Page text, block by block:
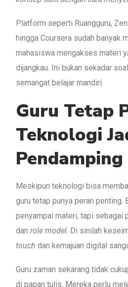
Platform seperti Ruangguru,
hingga Coursera sudah banyak
mahasiswa mengakses materi
dijangkau. Ini bukan sekadar
semangat belajar mandiri.
Guru Tetap
Teknologi
Pendamping
Meskipun teknologi bisa
guru tetap punya peran penting.
penyampai materi, tapi sebagai
danrole model. Di sinilah
touch dan kemajuan digital
Guru zaman sekarang tidak
di papan tulis. Mereka perlu